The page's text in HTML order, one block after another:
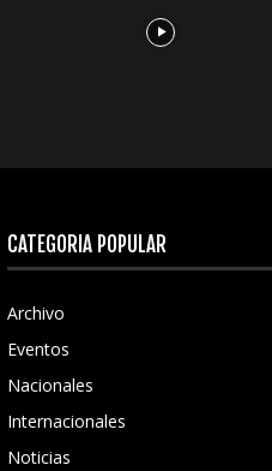
CATEGORÍA POPULAR
Archivo
Eventos
Nacionales
Internacionales
Noticias